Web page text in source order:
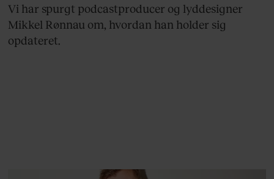
Vi har spurgt podcastproducer og lyddesigner
Mikkel Rønnau om, hvordan han holder sig
opdateret.